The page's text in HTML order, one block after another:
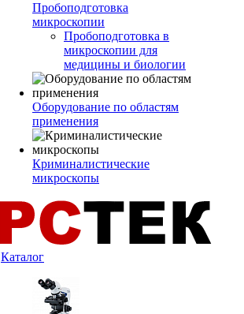
Пробоподготовка
микроскопии
Пробоподготовка в
микроскопии для
медицины и биологии
Оборудование по областям
применения
Криминалистические
микроскопы
Каталог